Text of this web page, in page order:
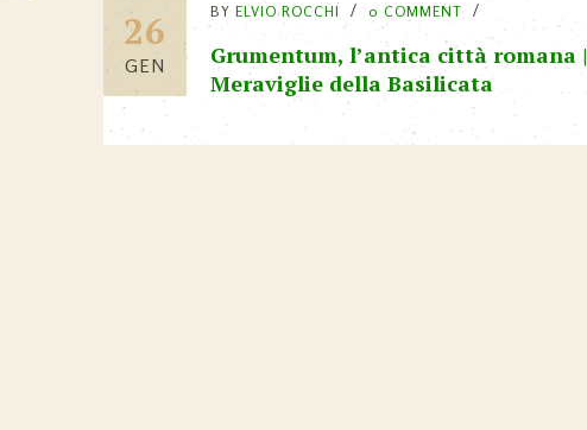
26
GEN
BY ELVIO ROCCHI 0 COMMENT
Grumentum, l’antica città romana |
Meraviglie della Basilicata